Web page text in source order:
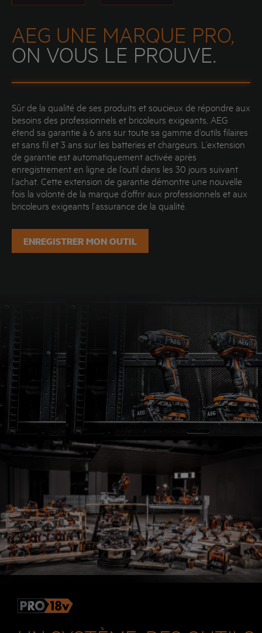
AEG UNE MARQUE PRO,
ON VOUS LE PROUVE.
Sûr de la qualité de ses produits et soucieux de répondre aux
besoins des professionnels et bricoleurs exigeants, AEG
étend sa garantie à 6 ans sur toute sa gamme d’outils filaires
et sans fil et 3 ans sur les batteries et chargeurs. L’extension
de garantie est automatiquement activée après
enregistrement en ligne de l’outil dans les 30 jours suivant
l’achat. Cette extension de garantie démontre une nouvelle
fois la volonté de la marque d’offrir aux professionnels et aux
bricoleurs exigeants l’assurance de la qualité.
ENREGISTRER MON OUTIL